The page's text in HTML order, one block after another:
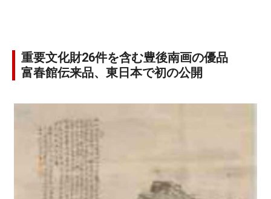
重要文化財26件を含む豊後南画の優品
富春館伝来品、東日本で初の公開